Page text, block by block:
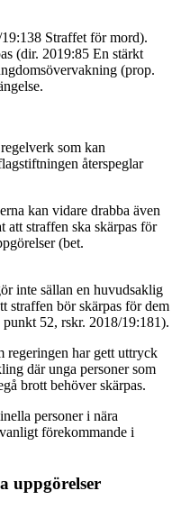
Straffet för mord).
(dir. 2019:85 En stärkt
(prop.
som kan
återspeglar
kan vidare drabba även
att straffen ska skärpas för
(bet.
inte sällan en huvudsaklig
straffen bör skärpas för dem
52, rskr. 2018/19:181).
regeringen har gett uttryck
där unga personer som
brott behöver skärpas.
personer i nära
förekommande i
uppgörelser